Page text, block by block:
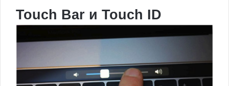
Touch Bar и Touch ID